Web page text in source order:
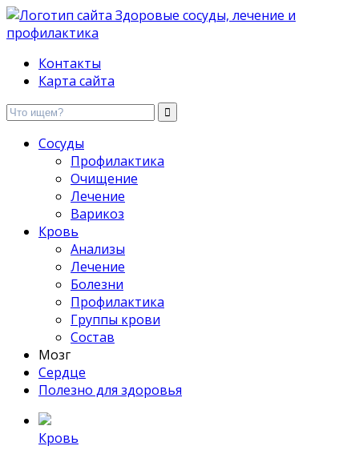
Здоровые сосуды, лечение и профилактика
Контакты
Карта сайта
Сосуды
Профилактика
Очищение
Лечение
Варикоз
Кровь
Анализы
Лечение
Болезни
Профилактика
Группы крови
Состав
Мозг
Сердце
Полезно для здоровья
Кровь